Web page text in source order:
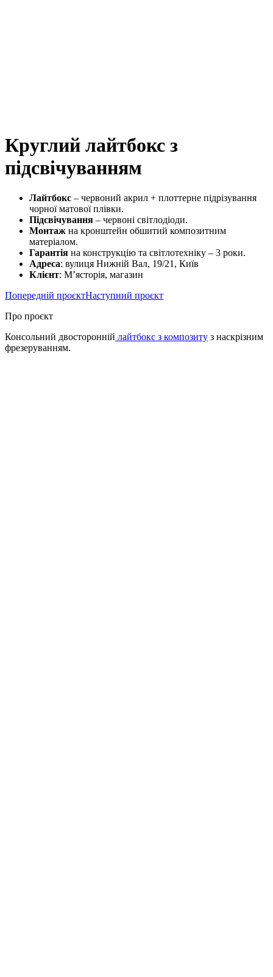
Круглий лайтбокс з
підсвічуванням
Лайтбокс – червоний акрил + плоттерне підрізування
чорної матової плівки.
Підсвічування – червоні світлодіоди.
Монтаж на кронштейн обшитий композитним
матеріалом.
Гарантія на конструкцію та світлотехніку – 3 роки.
Адреса: вулиця Нижній Вал, 19/21, Київ
Клієнт: М’ясторія, магазин
Попередній проєктНаступний проєкт
Про проєкт
Консольний двосторонній лайтбокс з композиту з наскрізним
фрезеруванням.